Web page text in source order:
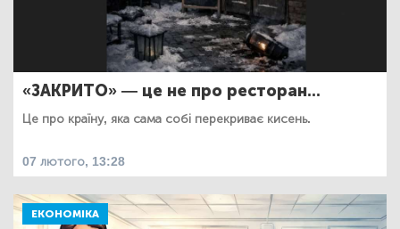
«ЗАКРИТО» — це не про ресторан...
Це про країну, яка сама собі перекриває кисень.
07 лютого, 13:28
ЕКОНОМІКА